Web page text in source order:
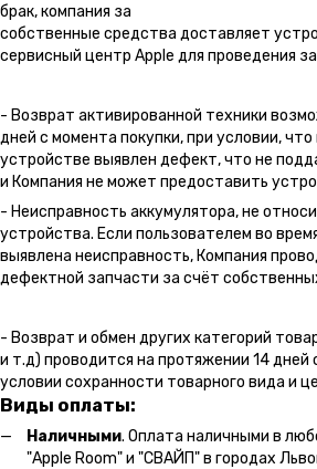
брак, компания за
собственные средства доставляет
сервисный центр Apple для проведения
- Возврат активированной техники
дней с момента покупки, при условии, что
устройстве выявлен дефект, что не
и Компания не может предоставить
- Неисправность аккумулятора, не
устройства. Если пользователем во
выявлена неисправность, Компания
дефектной запчасти за счёт
- Возврат и обмен других категорий
и т.д) проводится на протяжении 14 дней
условии сохранности товарного вида и
Виды оплаты:
Наличными. Оплата наличными в
"Apple Room" и "СВАЙП" в городах